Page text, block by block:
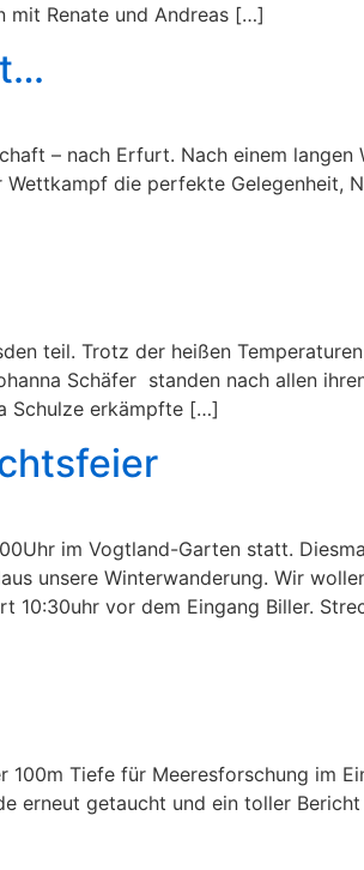
mit Renate und Andreas […]
– nach Erfurt. Nach einem langen
die perfekte Gelegenheit,
teil. Trotz der heißen
Schäfer standen nach allen
Schulze erkämpfte […]
im Vogtland-Garten statt.
unsere Winterwanderung. Wir
10:30uhr vor dem Eingang Biller.
Tiefe für Meeresforschung im
erneut getaucht und ein toller Bericht